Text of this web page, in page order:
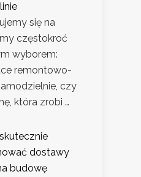
się na
częstokroć
wyborem:
remontowo-
czy
która zrobi …
dostawy
budowę